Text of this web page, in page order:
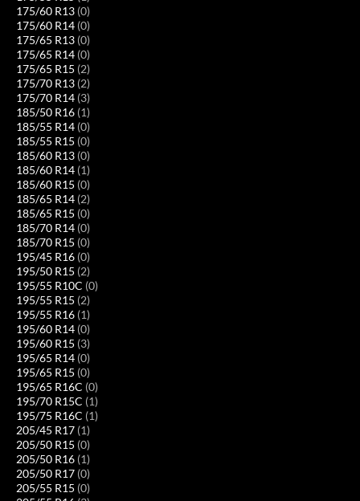
175/60 R13 (0)
175/60 R14 (0)
175/65 R13 (0)
175/65 R14 (0)
175/65 R15 (2)
175/70 R13 (2)
175/70 R14 (3)
185/50 R16 (1)
185/55 R14 (0)
185/55 R15 (0)
185/60 R13 (0)
185/60 R14 (1)
185/60 R15 (0)
185/65 R14 (2)
185/65 R15 (0)
185/70 R14 (0)
185/70 R15 (0)
195/45 R16 (0)
195/50 R15 (2)
195/55 R10C (0)
195/55 R15 (2)
195/55 R16 (1)
195/60 R14 (0)
195/60 R15 (3)
195/65 R14 (0)
195/65 R15 (0)
195/65 R16C (0)
195/70 R15C (1)
195/75 R16C (1)
205/45 R17 (1)
205/50 R15 (0)
205/50 R16 (1)
205/50 R17 (0)
205/55 R15 (0)